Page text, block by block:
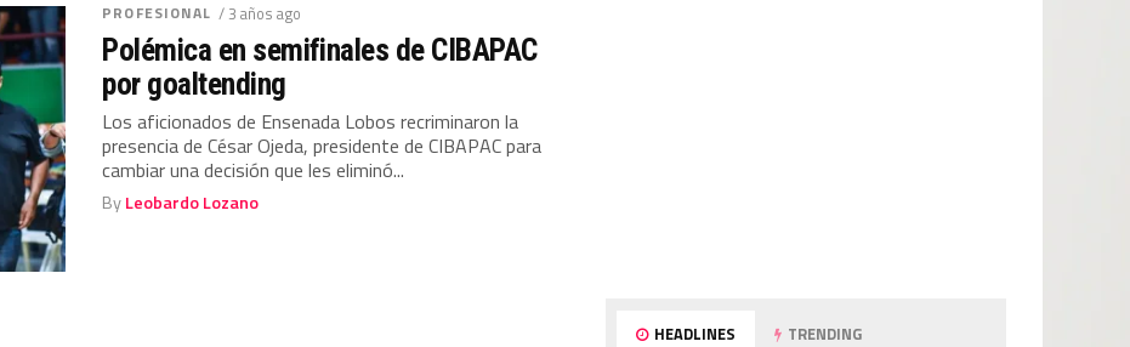
PROFESIONAL / 3 años ago
Polémica en semifinales de CIBAPAC
por goaltending
Los aficionados de Ensenada Lobos recriminaron la
presencia de César Ojeda, presidente de CIBAPAC para
cambiar una decisión que les eliminó...
ByLeobardo Lozano
HEADLINES TRENDING